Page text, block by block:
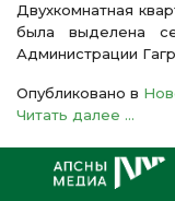
Двухкомнатная
была выделена
Администрации
Опубликовано в
Читать далее ...